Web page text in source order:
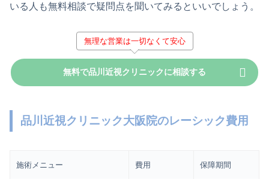
いる人も無料相談で疑問点を聞いてみるといいでしょう。
無理な営業は一切なくて安心
無料で品川近視クリニックに相談する
品川近視クリニック大阪院のレーシック費用
施術メニュー 費用 保障期間